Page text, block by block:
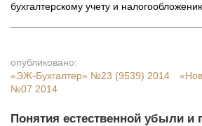
бухгалтерскому учету и
опубликовано:
«ЭЖ-Бухгалтер» №23 (9539) 2014
№07 2014
Понятия естественной убыли и